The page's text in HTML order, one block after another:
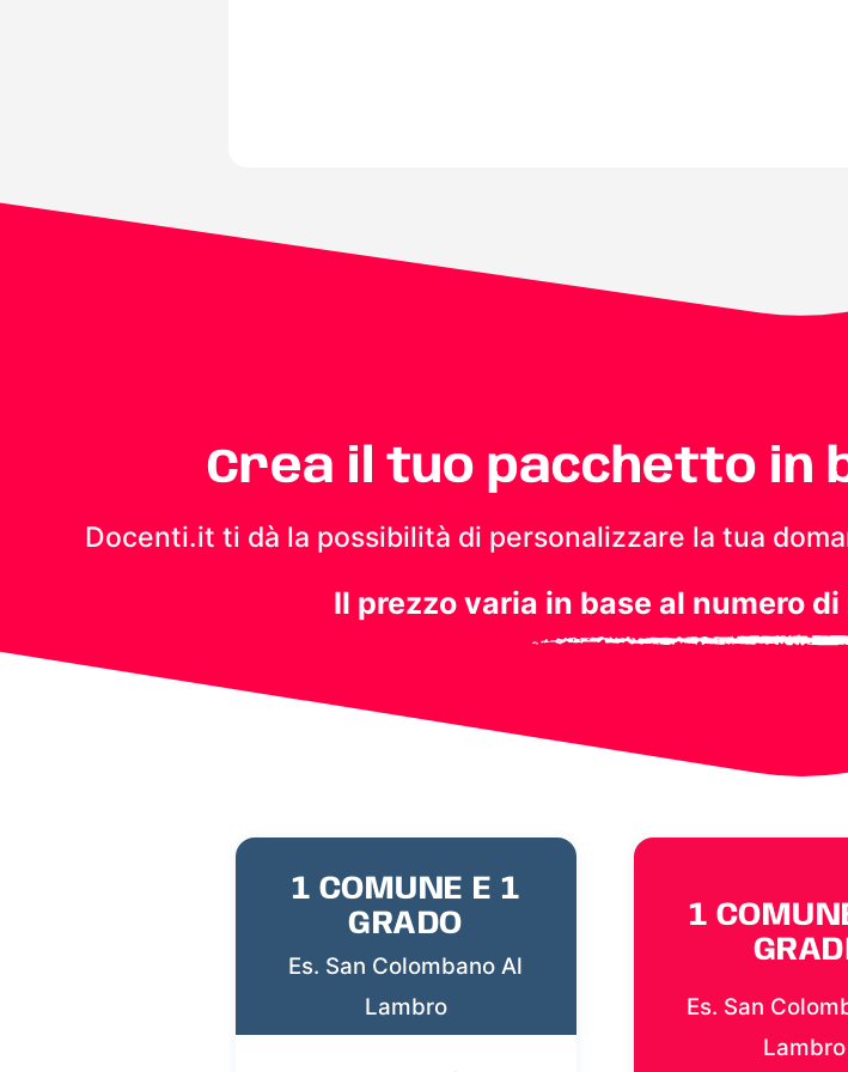
Crea il tuo pacchetto in
Docenti.it ti dà la possibilità di personalizzare la tua
Il prezzo varia in base al numero
1 COMUNE E 1
GRADO
Es. San Colombano Al
Lambro
1
Es. San
Lambro